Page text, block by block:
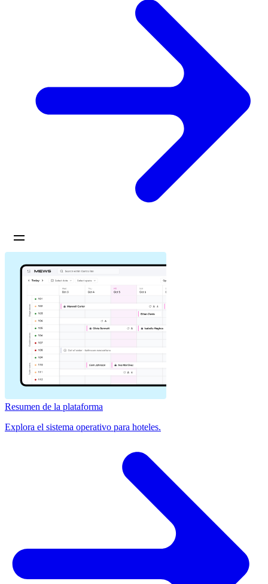
Resumen de la plataforma
Explora el sistema operativo para hoteles.